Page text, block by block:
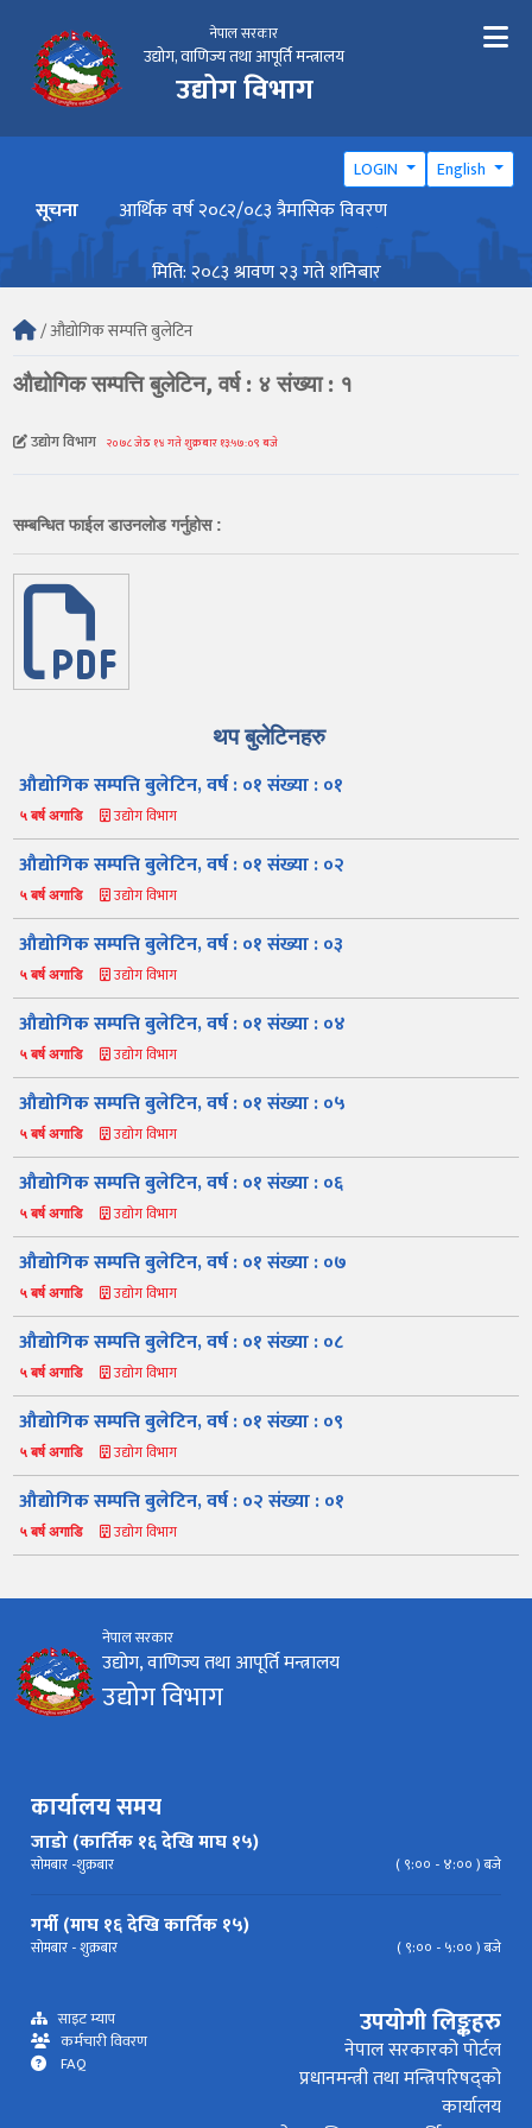
नेपाल सरकार
उद्योग, वाणिज्य तथा आपूर्ति मन्त्रालय
उद्योग विभाग
LOGIN English
सूचना आर्थिक वर्ष २०८२/०८३ त्रैमासिक विवरण
मिति: २०८३ श्रावण २३ गते शनिबार
/ औद्योगिक सम्पत्ति बुलेटिन
औद्योगिक सम्पत्ति बुलेटिन, वर्ष : ४ संख्या : १
उद्योग विभाग २०७८ जेठ १४ गते शुक्रबार १३:५७:०९ बजे
सम्बन्धित फाईल डाउनलोड गर्नुहोस :
थप बुलेटिनहरु
औद्योगिक सम्पत्ति बुलेटिन, वर्ष : ०१ संख्या : ०१
५ बर्ष अगाडि उद्योग विभाग
औद्योगिक सम्पत्ति बुलेटिन, वर्ष : ०१ संख्या : ०२
५ बर्ष अगाडि उद्योग विभाग
औद्योगिक सम्पत्ति बुलेटिन, वर्ष : ०१ संख्या : ०३
५ बर्ष अगाडि उद्योग विभाग
औद्योगिक सम्पत्ति बुलेटिन, वर्ष : ०१ संख्या : ०४
५ बर्ष अगाडि उद्योग विभाग
औद्योगिक सम्पत्ति बुलेटिन, वर्ष : ०१ संख्या : ०५
५ बर्ष अगाडि उद्योग विभाग
औद्योगिक सम्पत्ति बुलेटिन, वर्ष : ०१ संख्या : ०६
५ बर्ष अगाडि उद्योग विभाग
औद्योगिक सम्पत्ति बुलेटिन, वर्ष : ०१ संख्या : ०७
५ बर्ष अगाडि उद्योग विभाग
औद्योगिक सम्पत्ति बुलेटिन, वर्ष : ०१ संख्या : ०८
५ बर्ष अगाडि उद्योग विभाग
औद्योगिक सम्पत्ति बुलेटिन, वर्ष : ०१ संख्या : ०९
५ बर्ष अगाडि उद्योग विभाग
औद्योगिक सम्पत्ति बुलेटिन, वर्ष : ०२ संख्या : ०१
५ बर्ष अगाडि उद्योग विभाग
सहायक । यहाँहरुलाई म कसरी सहायता गर्न सक्छु भनेर हेर्न कृपया बटनहरुमा
थिच्नुहोस्।
सूचना
मापदण्ड
नेपाल सरकार
उद्योग, वाणिज्य तथा आपूर्ति मन्त्रालय
उद्योग विभाग
कार्यालय समय
जाडो (कार्तिक १६ देखि माघ १५)
सोमबार -शुक्रबार ( ९:०० - ४:०० ) बजे
गर्मी (माघ १६ देखि कार्तिक १५)
सोमबार - शुक्रबार ( ९:०० - ५:०० ) बजे
साइट म्याप
कर्मचारी विवरण
FAQ
उपयोगी लिङ्कहरु
नेपाल सरकारको पोर्टल
प्रधानमन्त्री तथा मन्त्रिपरिषद्को
कार्यालय